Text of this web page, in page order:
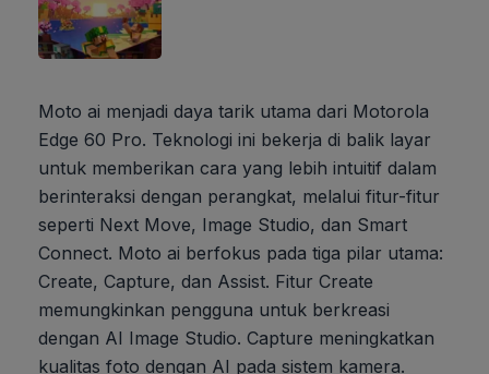
Moto ai menjadi daya tarik utama dari Motorola
Edge 60 Pro. Teknologi ini bekerja di balik layar
untuk memberikan cara yang lebih intuitif dalam
berinteraksi dengan perangkat, melalui fitur-fitur
seperti Next Move, Image Studio, dan Smart
Connect. Moto ai berfokus pada tiga pilar utama:
Create, Capture, dan Assist. Fitur Create
memungkinkan pengguna untuk berkreasi
dengan AI Image Studio. Capture meningkatkan
kualitas foto dengan AI pada sistem kamera.